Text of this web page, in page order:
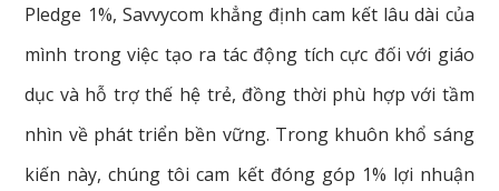
Pledge 1%, Savvycom khẳng định cam kết lâu dài của
mình trong việc tạo ra tác động tích cực đối với giáo
dục và hỗ trợ thế hệ trẻ, đồng thời phù hợp với tầm
nhìn về phát triển bền vững. Trong khuôn khổ sáng
kiến này, chúng tôi cam kết đóng góp 1% lợi nhuận